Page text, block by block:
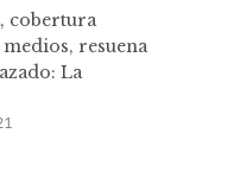
cobertura
resuena
La